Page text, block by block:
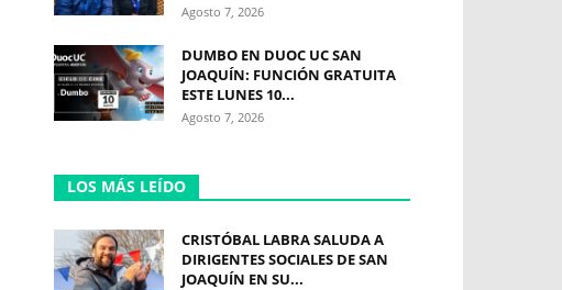
Agosto 7, 2026
DUMBO EN DUOC UC SAN
JOAQUÍN: FUNCIÓN GRATUITA
ESTE LUNES 10...
Agosto 7, 2026
LOS MÁS LEÍDO
CRISTÓBAL LABRA SALUDA A
DIRIGENTES SOCIALES DE SAN
JOAQUÍN EN SU...